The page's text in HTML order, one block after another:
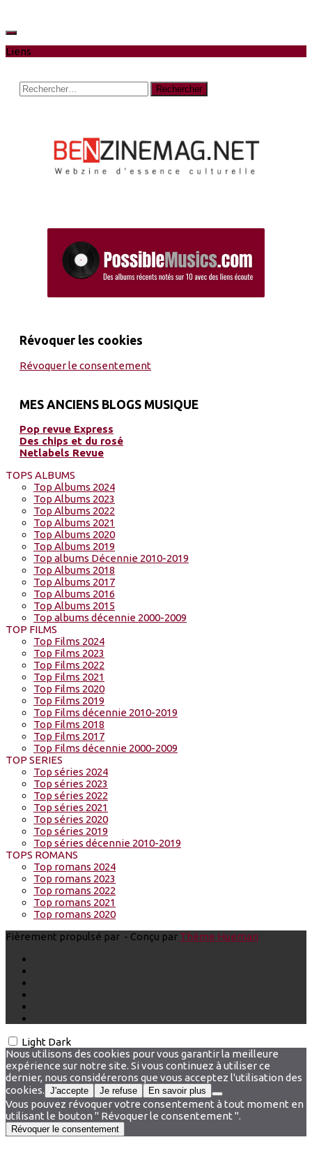
Liens
Rechercher :
Révoquer les cookies
Révoquer le consentement
MES ANCIENS BLOGS MUSIQUE
Pop revue Express
Des chips et du rosé
Netlabels Revue
TOPS ALBUMS
Top Albums 2024
Top Albums 2023
Top Albums 2022
Top Albums 2021
Top Albums 2020
Top Albums 2019
Top albums Décennie 2010-2019
Top Albums 2018
Top Albums 2017
Top Albums 2016
Top Albums 2015
Top albums décennie 2000-2009
TOP FILMS
Top Films 2024
Top Films 2023
Top Films 2022
Top Films 2021
Top Films 2020
Top Films 2019
Top Films décennie 2010-2019
Top Films 2018
Top Films 2017
Top Films décennie 2000-2009
TOP SERIES
Top séries 2024
Top séries 2023
Top séries 2022
Top séries 2021
Top séries 2020
Top séries 2019
Top séries décennie 2010-2019
TOPS ROMANS
Top romans 2024
Top romans 2023
Top romans 2022
Top romans 2021
Top romans 2020
Fièrement propulsé par - Conçu par Thème Hueman
Light Dark
Nous utilisons des cookies pour vous garantir la meilleure
expérience sur notre site. Si vous continuez à utiliser ce
dernier, nous considérerons que vous acceptez l'utilisation des
cookies. J'accepte Je refuse En savoir plus
Vous pouvez révoquer votre consentement à tout moment en
utilisant le bouton " Révoquer le consentement ".
Révoquer le consentement